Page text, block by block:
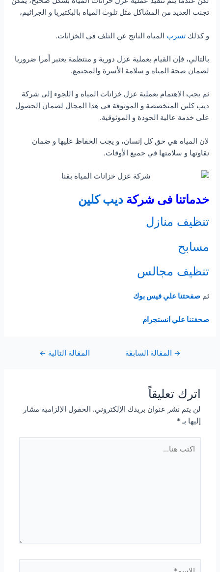
تجنب العديد من المشاكل مثل تلوث المياه بالبكتيريا و الجراثيم،
و كذلكتسرب المياه الناتج عن التلف في الخزانات.
بالتالي، فإن القيام بعملية عزل دورية و منتظمة يعتبر أمرا ضروريا
لضمان صحة المياه و سلامة الأسرة والمجتمع.
ثم يجب الاهتمام بعملية عزل خزانات المياه و اللجوء إلى شركة
ديب كلين المتخصصة و الموثوقة في هذا المجال لضمان الحصول
على خدمة عالية الجودة و الموثوقية.
لان المياه هي حق كل إنسان، و يجب الحفاظ عليها و ضمان
نقاوتها و سلامتها في جميع الأوقات.
خدماتنا فى شركةديب كلين
تنظيف منازل
مسابح
تنظيف مجالس
ثمصفحتنا علي فيس بوك
صحفتنا علي انستجرام
Post
→ المقالة السابقة المقالة التالية ←
اترك تعليقاً
لن يتم نشر عنوان بريدك الإلكتروني. الحقول الإلزامية مشار
إليها بـ*